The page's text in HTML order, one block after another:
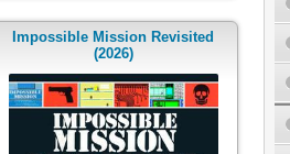
Impossible Mission Revisited
(2026)